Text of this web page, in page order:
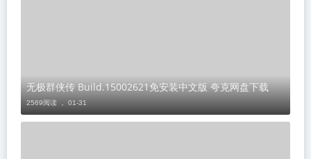
无极群侠传 Build.15002621免安装中文版 夸克网盘下载
2569阅读 ， 01-31